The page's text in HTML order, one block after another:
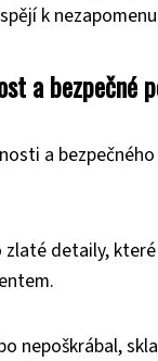
k
a bezpečné
a
detaily,
nepoškrábal,